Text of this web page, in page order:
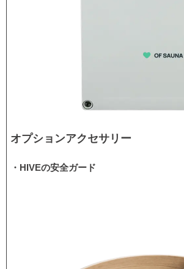
オプションアクセサリー
・HIVEの安全ガード